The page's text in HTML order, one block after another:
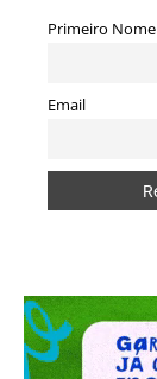
Primeiro Nome
Email